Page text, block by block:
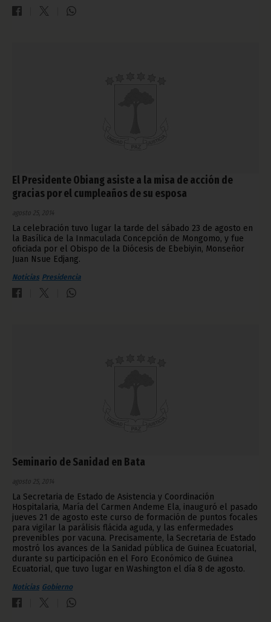
El Presidente Obiang asiste a la misa de acción de
gracias por el cumpleaños de su esposa
agosto 25, 2014
La celebración tuvo lugar la tarde del sábado 23 de agosto en
la Basílica de la Inmaculada Concepción de Mongomo, y fue
oficiada por el Obispo de la Diócesis de Ebebiyin, Monseñor
Juan Nsue Edjang.
Noticias Presidencia
Seminario de Sanidad en Bata
agosto 25, 2014
La Secretaria de Estado de Asistencia y Coordinación
Hospitalaria, María del Carmen Andeme Ela, inauguró el pasado
jueves 21 de agosto este curso de formación de puntos focales
para vigilar la parálisis flácida aguda, y las enfermedades
prevenibles por vacuna. Precisamente, la Secretaria de Estado
mostró los avances de la Sanidad pública de Guinea Ecuatorial,
durante su participación en el Foro Económico de Guinea
Ecuatorial, que tuvo lugar en Washington el día 8 de agosto.
Noticias Gobierno